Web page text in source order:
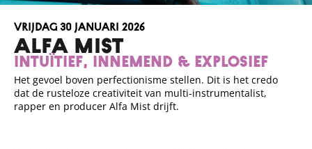
ALFA MIST
Intuïtief, innemend & explosief
vrijdag 30 januari 2026
Het gevoel boven perfectionisme stellen. Dit is het credo
dat de rusteloze creativiteit van multi-instrumentalist,
rapper en producer Alfa Mist drijft.